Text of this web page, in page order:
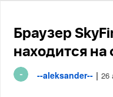
Браузер
находится
--aleksander-- | 26